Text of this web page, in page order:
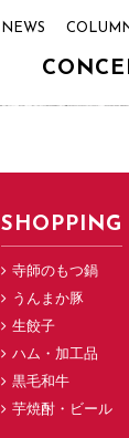
NEWS
SHOPPING
寺師のもつ鍋
うんまか豚
生餃子
ハム・加工品
黒毛和牛
芋焼酎・ビール